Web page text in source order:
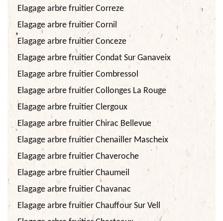
Elagage arbre fruitier Correze
Elagage arbre fruitier Cornil
Elagage arbre fruitier Conceze
Elagage arbre fruitier Condat Sur Ganaveix
Elagage arbre fruitier Combressol
Elagage arbre fruitier Collonges La Rouge
Elagage arbre fruitier Clergoux
Elagage arbre fruitier Chirac Bellevue
Elagage arbre fruitier Chenailler Mascheix
Elagage arbre fruitier Chaveroche
Elagage arbre fruitier Chaumeil
Elagage arbre fruitier Chavanac
Elagage arbre fruitier Chauffour Sur Vell